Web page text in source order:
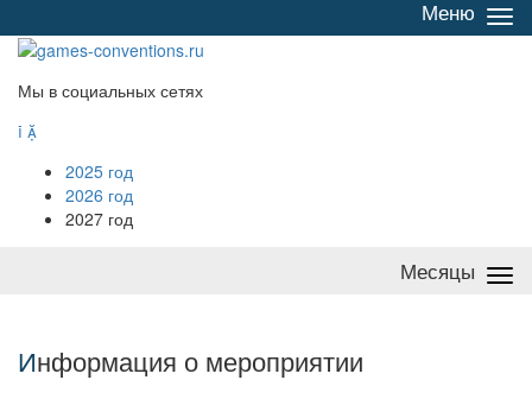
/
Меню
Мы в социальных сетях
 
2025 год
2026 год
2027 год
Месяцы
Информация о мероприятии